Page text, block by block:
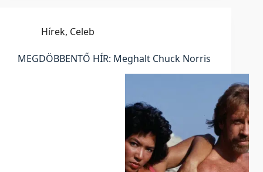
Hírek, Celeb
MEGDÖBBENTŐ HÍR: Meghalt Chuck Norris